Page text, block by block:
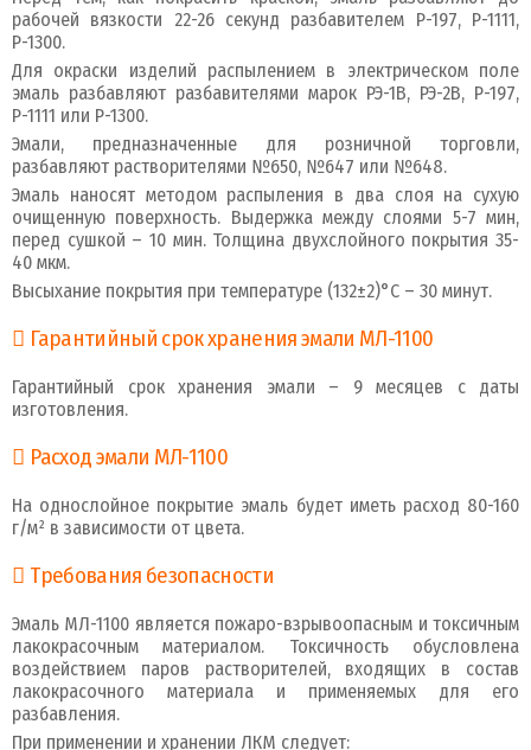
рабочей вязкости 22-26 секунд разбавителем Р-197, Р-1111,
Р-1300.
Для окраски изделий распылением в электрическом поле
эмаль разбавляют разбавителями марок РЭ-1В, РЭ-2В, Р-197,
Р-1111 или Р-1300.
Эмали, предназначенные для розничной торговли,
разбавляют растворителями №650, №647 или №648.
Эмаль наносят методом распыления в два слоя на сухую
очищенную поверхность. Выдержка между слоями 5-7 мин,
перед сушкой – 10 мин. Толщина двухслойного покрытия 35-
40 мкм.
Высыхание покрытия при температуре (132±2)°С – 30 минут.
Гарантийный срок хранения эмали МЛ-1100
Гарантийный срок хранения эмали – 9 месяцев с даты
изготовления.
Расход эмали МЛ-1100
На однослойное покрытие эмаль будет иметь расход 80-160
г/м² в зависимости от цвета.
Требования безопасности
Эмаль МЛ-1100 является пожаро-взрывоопасным и токсичным
лакокрасочным материалом. Токсичность обусловлена
воздействием паров растворителей, входящих в состав
лакокрасочного материала и применяемых для его
разбавления.
При применении и хранении ЛКМ следует: